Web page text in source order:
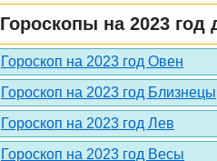
Гороскопы на 2023 год
Гороскоп на 2023 год Овен
Гороскоп на 2023 год Близнецы
Гороскоп на 2023 год Лев
Гороскоп на 2023 год Весы